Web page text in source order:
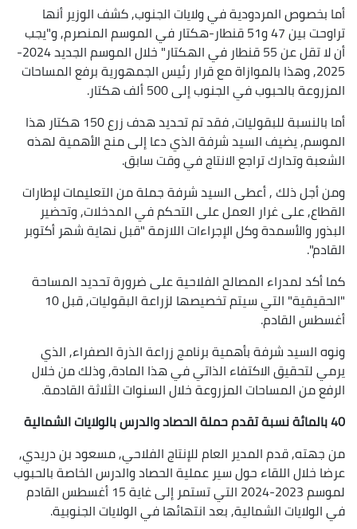
أما بخصوص المردودية في ولايات الجنوب, كشف الوزير أنها
تراوحت بين 47 و51 قنطار-هكتار في الموسم المنصرم, و"يجب
أن لا تقل عن 55 قنطار في الهكتار" خلال الموسم الجديد 2024-
2025, وهذا بالموازاة مع قرار رئيس الجمهورية برفع المساحات
المزروعة بالحبوب في الجنوب إلى 500 ألف هكتار.
أما بالنسبة للبقوليات, فقد تم تحديد هدف زرع 150 هكتار هذا
الموسم, يضيف السيد شرفة الذي دعا إلى منح الأهمية لهذه
الشعبة وتدارك تراجع الانتاج في وقت سابق.
ومن أجل ذلك , أعطى السيد شرفة جملة من التعليمات لإطارات
القطاع, على غرار العمل على التحكم في المدخلات, وتحضير
البذور والأسمدة وكل الإجراءات اللازمة "قبل نهاية شهر أكتوبر
القادم".
كما أكد لمدراء المصالح الفلاحية على ضرورة تحديد المساحة
"الحقيقية" التي سيتم تخصيصها لزراعة البقوليات, قبل 10
أغسطس القادم.
ونوه السيد شرفة بأهمية برنامج زراعة الذرة الصفراء, الذي
يرمي لتحقيق الاكتفاء الذاتي في هذا المادة, وذلك من خلال
الرفع من المساحات المزروعة خلال السنوات الثلاثة القادمة.
40 بالمائة نسبة تقدم حملة الحصاد والدرس بالولايات الشمالية
من جهته, قدم المدير العام للإنتاج الفلاحي, مسعود بن دريدي,
عرضا خلال اللقاء حول سير عملية الحصاد والدرس الخاصة بالحبوب
لموسم 2023-2024 التي تستمر إلى غاية 15 أغسطس القادم
في الولايات الشمالية, بعد انتهائها في الولايات الجنوبية.